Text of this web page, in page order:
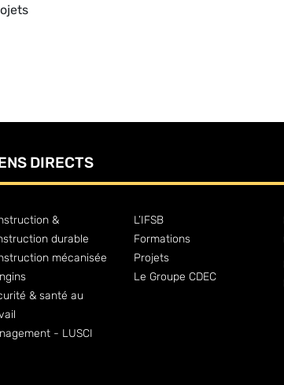
DIRECTS
&
durable
mécanisée
& santé au
- LUSCI
L’IFSB
Formations
Projets
Le Groupe CDEC